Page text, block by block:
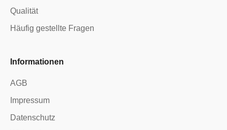
Qualität
Häufig gestellte Fragen
Informationen
AGB
Impressum
Datenschutz